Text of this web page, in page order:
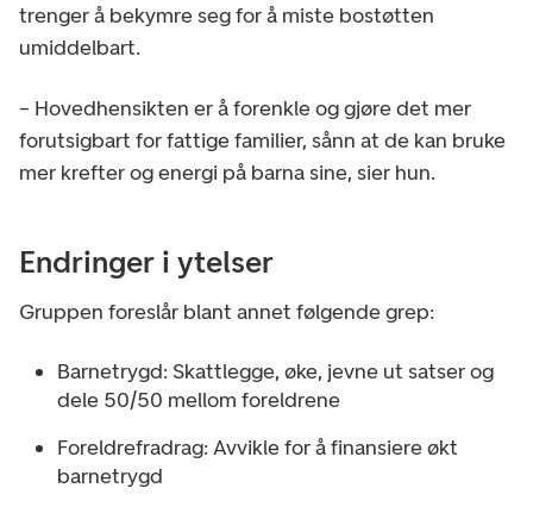
trenger å bekymre seg for å miste bostøtten
umiddelbart.
– Hovedhensikten er å forenkle og gjøre det mer
forutsigbart for fattige familier, sånn at de kan bruke
mer krefter og energi på barna sine, sier hun.
Endringer i ytelser
Gruppen foreslår blant annet følgende grep:
Barnetrygd: Skattlegge, øke, jevne ut satser og
dele 50/50 mellom foreldrene
Foreldrefradrag: Avvikle for å finansiere økt
barnetrygd